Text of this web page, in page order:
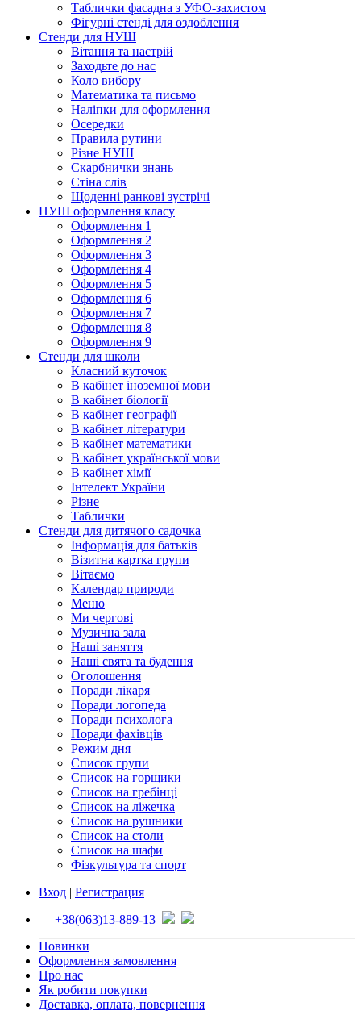
Таблички фасадна з УФО-захистом
Фігурні стенді для оздоблення
Стенди для НУШ
Вітання та настрій
Заходьте до нас
Коло вибору
Математика та письмо
Наліпки для оформлення
Осередки
Правила рутини
Різне НУШ
Скарбнички знань
Стіна слів
Щоденні ранкові зустрічі
НУШ оформлення класу
Оформлення 1
Оформлення 2
Оформлення 3
Оформлення 4
Оформлення 5
Оформлення 6
Оформлення 7
Оформлення 8
Оформлення 9
Стенди для школи
Класний куточок
В кабінет іноземної мови
В кабінет біології
В кабінет географії
В кабінет літератури
В кабінет математики
В кабінет української мови
В кабінет хімії
Інтелект України
Різне
Таблички
Стенди для дитячого садочка
Інформація для батьків
Візитна картка групи
Вітаємо
Календар природи
Меню
Ми чергові
Музична зала
Наші заняття
Наші свята та будення
Оголошення
Поради лікаря
Поради логопеда
Поради психолога
Поради фахівців
Режим дня
Список групи
Список на горщики
Список на гребінці
Список на ліжечка
Список на рушники
Список на столи
Список на шафи
Фізкультура та спорт
Вход | Регистрация
+38(063)13-889-13
Новинки
Оформлення замовлення
Про нас
Як робити покупки
Доставка, оплата, повернення